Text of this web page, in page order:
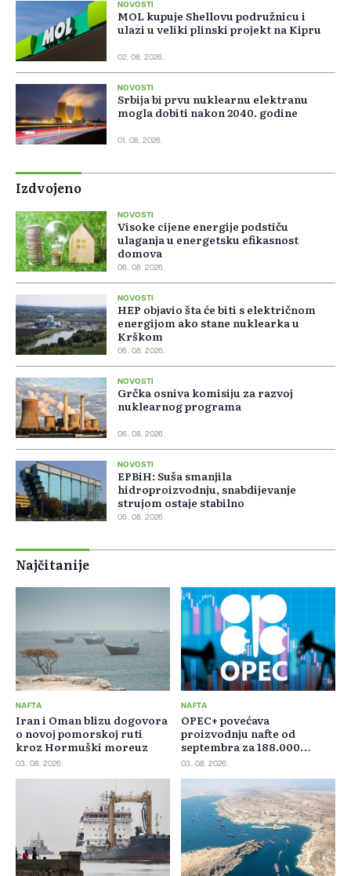
NOVOSTI
MOL kupuje Shellovu podružnicu i
ulazi u veliki plinski projekt na Kipru
02. 08. 2026.
NOVOSTI
Srbija bi prvu nuklearnu elektranu
mogla dobiti nakon 2040. godine
01. 08. 2026.
Izdvojeno
NOVOSTI
Visoke cijene energije podstiču
ulaganja u energetsku efikasnost
domova
06. 08. 2026.
NOVOSTI
HEP objavio šta će biti s električnom
energijom ako stane nuklearka u
Krškom
06. 08. 2026.
NOVOSTI
Grčka osniva komisiju za razvoj
nuklearnog programa
06. 08. 2026.
NOVOSTI
EPBiH: Suša smanjila
hidroproizvodnju, snabdijevanje
strujom ostaje stabilno
05. 08. 2026.
Najčitanije
NAFTA
Iran i Oman blizu dogovora
o novoj pomorskoj ruti
kroz Hormuški moreuz
03. 08. 2026.
NAFTA
OPEC+ povećava
proizvodnju nafte od
septembra za 188.000
barela dnevno
03. 08. 2026.